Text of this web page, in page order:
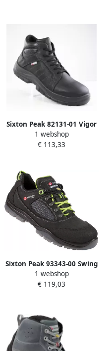
Sixton Peak 82131-01 Vigor
Hoog S3 | Zwart |
11.091.035.36
1 webshop
€ 113,33
Sixton Peak 93343-00 Swing
LG S3 ESD Zwart Lime
00.091.012.37
1 webshop
€ 119,03